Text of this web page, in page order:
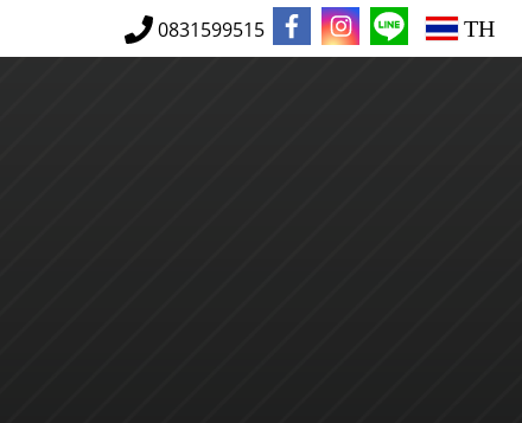
0831599515 TH